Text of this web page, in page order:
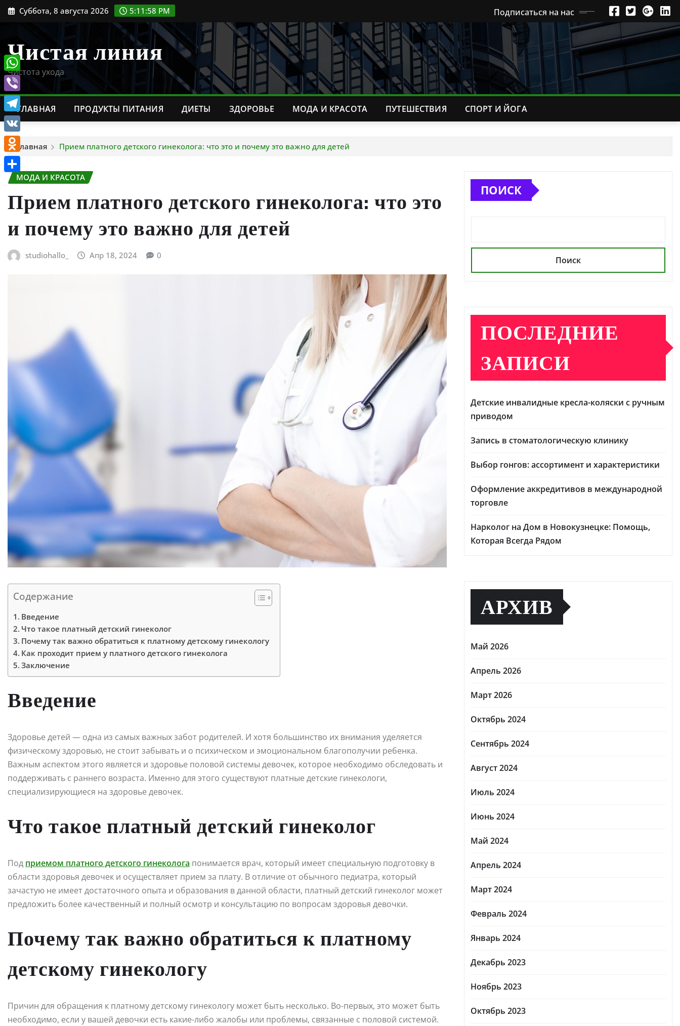
ПерейтиСуббота, 8 августа 2026 5:11:59 PM Подписаться на нас
Чистая линия
Чистота ухода
ГЛАВНАЯ ПРОДУКТЫ ПИТАНИЯ ДИЕТЫ ЗДОРОВЬЕ МОДА И КРАСОТА ПУТЕШЕСТВИЯ СПОРТ И ЙОГА
Главная Прием платного детского гинеколога: что это и почему это важно для детей
МОДА И КРАСОТА
Прием платного детского гинеколога: что это
и почему это важно для детей
studiohallo_ Апр 18, 2024 0
Содержание
Введение
Что такое платный детский гинеколог
Почему так важно обратиться к платному детскому гинекологу
Как проходит прием у платного детского гинеколога
Заключение
Введение
Здоровье детей — одна из самых важных забот родителей. И хотя большинство их внимания уделяется
физическому здоровью, не стоит забывать и о психическом и эмоциональном благополучии ребенка.
Важным аспектом этого является и здоровье половой системы девочек, которое необходимо обследовать и
поддерживать с раннего возраста. Именно для этого существуют платные детские гинекологи,
специализирующиеся на здоровье девочек.
Что такое платный детский гинеколог
Под приемом платного детского гинеколога понимается врач, который имеет специальную подготовку в
области здоровья девочек и осуществляет прием за плату. В отличие от обычного педиатра, который
зачастую не имеет достаточного опыта и образования в данной области, платный детский гинеколог может
предложить более качественный и полный осмотр и консультацию по вопросам здоровья девочки.
Почему так важно обратиться к платному
детскому гинекологу
Причин для обращения к платному детскому гинекологу может быть несколько. Во-первых, это может быть
необходимо, если у вашей девочки есть какие-либо жалобы или проблемы, связанные с половой системой.
ПОИСК
Поиск
ПОСЛЕДНИЕ
ЗАПИСИ
Детские инвалидные кресла-коляски с ручным
приводом
Запись в стоматологическую клинику
Выбор гонгов: ассортимент и характеристики
Оформление аккредитивов в международной
торговле
Нарколог на Дом в Новокузнецке: Помощь,
Которая Всегда Рядом
АРХИВ
Май 2026
Апрель 2026
Март 2026
Октябрь 2024
Сентябрь 2024
Август 2024
Июль 2024
Июнь 2024
Май 2024
Апрель 2024
Март 2024
Февраль 2024
Январь 2024
Декабрь 2023
Ноябрь 2023
Октябрь 2023
WhatsApp
Viber
Telegram
VK
Odnoklassniki
Отправить